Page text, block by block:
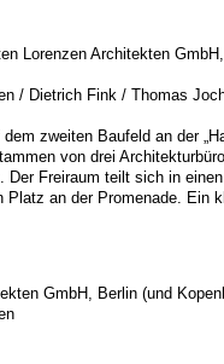
Lorenzen Architekten
/ Dietrich Fink / Thomas
zweiten Baufeld an der
von drei
Der Freiraum teilt sich in
Platz an der Promenade. Ein
GmbH, Berlin (und